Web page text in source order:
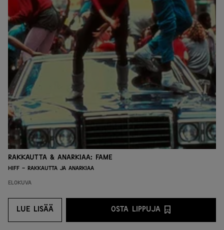
Rakkautta & Anarkiaa: Fame
HIFF - Rakkautta ja anarkiaa
Elokuva
LUE LISÄÄ
LUE LISÄÄ OSTA LIPPUJA
OSTA LIPPUJA